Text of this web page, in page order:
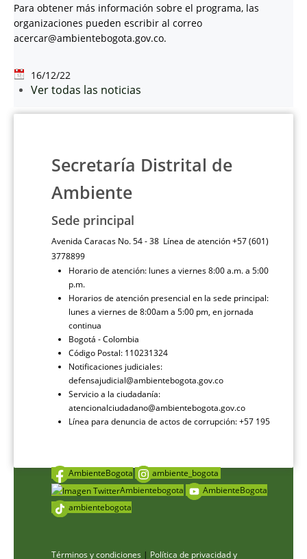
Para obtener más información sobre el programa, las
organizaciones pueden escribir al correo
acercar@ambientebogota.gov.co.
16/12/22
Ver todas las noticias
Secretaría Distrital de
Ambiente
Sede principal
Avenida Caracas No. 54 - 38 Línea de atención +57 (601)
3778899
Horario de atención: lunes a viernes 8:00 a.m. a 5:00
p.m.
Horarios de atención presencial en la sede principal:
lunes a viernes de 8:00am a 5:00 pm, en jornada
continua
Bogotá - Colombia
Código Postal: 110231324
Notificaciones judiciales:
defensajudicial@ambientebogota.gov.co
Servicio a la ciudadanía:
atencionalciudadano@ambientebogota.gov.co
Línea para denuncia de actos de corrupción: +57 195
AmbienteBogota
ambiente_bogota
Ambientebogota
AmbienteBogota
ambientebogota
Términos y condiciones | Política de privacidad y